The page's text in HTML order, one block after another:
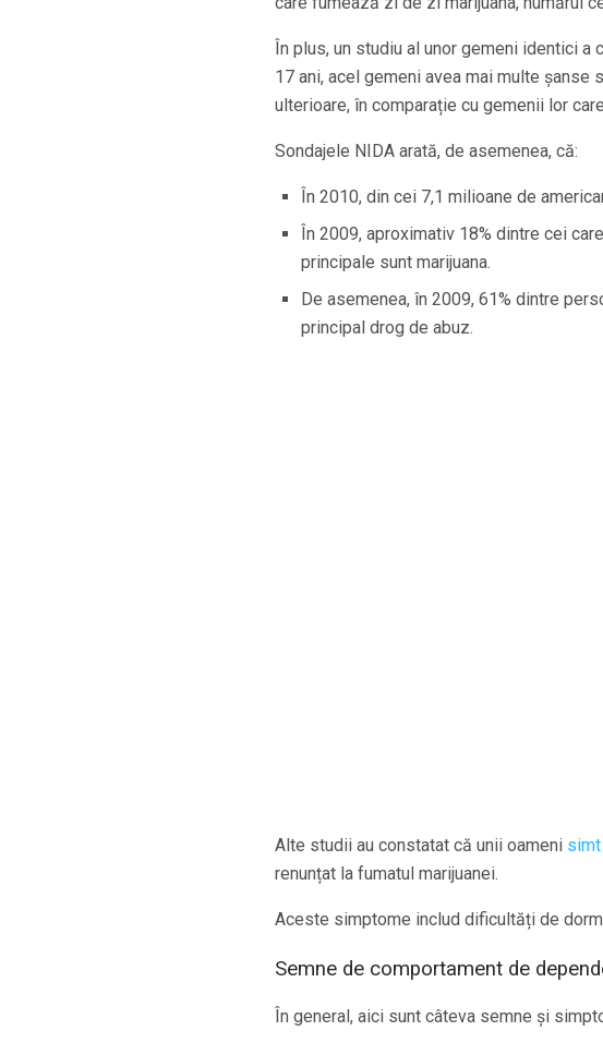
În plus, un studiu al unor gemeni identici
17 ani, acel gemeni avea mai multe
ulterioare, în comparație cu gemenii lor
Sondajele NIDA arată, de asemenea, că:
În 2010, din cei 7,1 milioane de
În 2009, aproximativ 18% dintre cei
principale sunt marijuana.
De asemenea, în 2009, 61% dintre
principal drog de abuz.
Alte studii au constatat că unii oameni
renunțat la fumatul marijuanei.
Aceste simptome includ dificultăți de
Semne de comportament de
În general, aici sunt câteva semne și